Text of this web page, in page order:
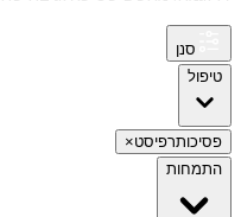
סנן
טיפול
פסיכותרפיסט×
התמחות